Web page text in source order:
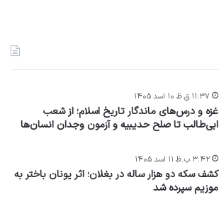
غزه و درس‌های ماندگار تاریخ اسلام؛ از شعب
ابی‌طالب تا صلح حدیبیه و آزمون وجدان انسان‌ها
۱۱:۳۷ ق.ظ ۱۰ اسد ۱۴۰۵
کشف سکه دو هزار ساله در بغلان؛ اثر یونان باختر به
موزیم سپرده شد
۳:۴۲ ب.ظ ۱۱ اسد ۱۴۰۵